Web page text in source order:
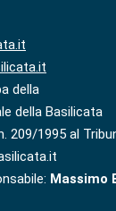
della
della Basilicata
209/1995 al
Massimo